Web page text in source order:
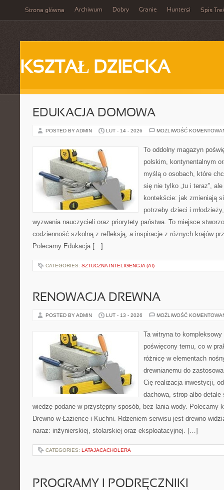
Strona główna Archiwum Dobry Granie Huntersi Spis
KSZTAŁ DZIECKA
EDUKACJA DOMOWA
POSTED BY ADMIN LUT - 14 - 2026 MOŻLIWOŚĆ
To oddolny magazyn
polskim, kontynentalnym
myślą o osobach, które
się nie tylko „tu i teraz”,
kontekście: jak zmieniają
potrzeby dzieci i
wyzwania nauczycieli oraz priorytety państwa. To miejsce
codzienność szkolną z refleksją, a inspiracje z różnych krajów
Polecamy Edukacja […]
CATEGORIES: SZTUCZNA INTELIGENCJA (AI)
RENOWACJA DREWNA
POSTED BY ADMIN LUT - 13 - 2026 MOŻLIWOŚĆ
Ta witryna to
poświęcony temu, co w
różnicę w elementach
drewnianemu do
Cię realizacja inwestycji,
dachowa, strop albo
wiedzę podane w przystępny sposób, bez lania wody. Polecamy
Drewno w Łazience i Kuchni. Rdzeniem serwisu jest drewno
naraz: inżynierskiej, stolarskiej oraz eksploatacyjnej. […]
CATEGORIES: LATAJACACHOLERA
PROGRAMY I PODRĘCZNIKI